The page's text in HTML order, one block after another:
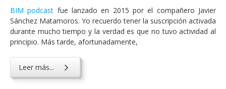
BIM podcast fue lanzado en 2015 por el compañero Javier
Sánchez Matamoros. Yo recuerdo tener la suscripción activada
durante mucho tiempo y la verdad es que no tuvo actividad al
principio. Más tarde, afortunadamente,
Leer más...